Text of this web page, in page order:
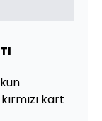
kart